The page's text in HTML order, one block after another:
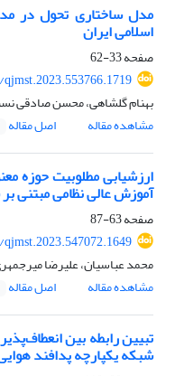
مدل ساختاری تحول در
اسلامی ایران
صفحه33-62
بهنام گلشاهی، محسن صادقی
مشاهده مقاله
اصل مقاله
ارزشیابی مطلوبیت حوزه
آموزش عالی نظامی مبتنی
صفحه63-87
محمد عباسیان، علیرضا
مشاهده مقاله
اصل مقاله
تبیین رابطه بین
شبکه یکپارچه پدافند